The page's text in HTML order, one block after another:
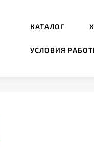
КАТАЛОГ
УСЛОВИЯ